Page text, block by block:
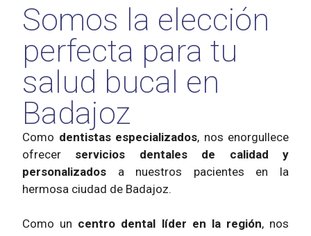
Somos la elección
perfecta para tu
salud bucal en
Badajoz
Como dentistas especializados, nos enorgullece
ofrecer servicios dentales de calidad y
personalizados a nuestros pacientes en la
hermosa ciudad de Badajoz.
Como un centro dental líder en la región, nos